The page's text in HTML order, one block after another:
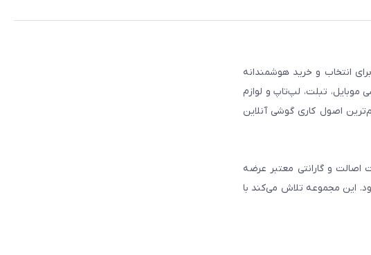
از ۱۷ سال سابقه فعالیت، بستری مطمئن برای انتخاب و خرید هوشمندانه
تبلت، لپ‌تاپ و لوازم
اصول کاری گوشی آنلاین
اصالت و گارانتی معتبر عرضه
این مجموعه تلاش می‌کند با